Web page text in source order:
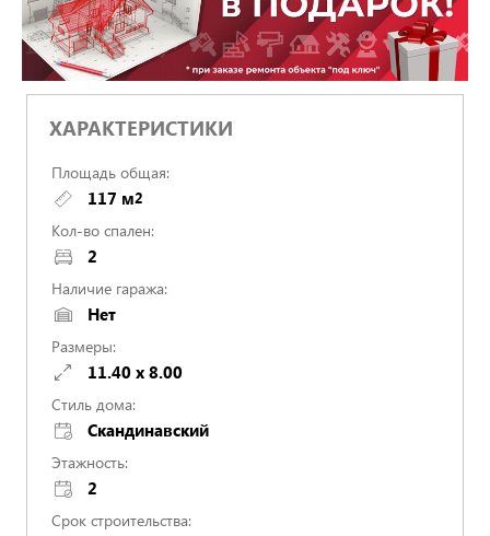
ХАРАКТЕРИСТИКИ
Площадь общая:
117 м2
Кол-во спален:
2
Наличие гаража:
Нет
Размеры:
11.40 x 8.00
Стиль дома:
Скандинавский
Этажность:
2
Срок строительства: